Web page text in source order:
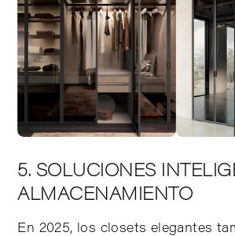
5. SOLUCIONES
ALMACENAMIENTO
En 2025, los closets elegantes